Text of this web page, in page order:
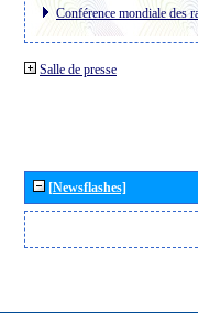
Conférence mondiale des
Salle de presse
[Newsflashes]